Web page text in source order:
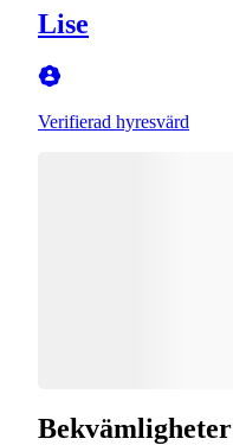
Lise
Verifierad hyresvärd
Bekvämligheter